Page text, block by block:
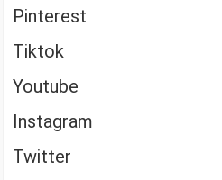
Pinterest
Tiktok
Youtube
Instagram
Twitter